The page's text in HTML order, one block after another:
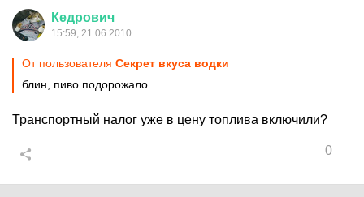
Кедрович
15:59, 21.06.2010
От пользователя Секрет вкуса водки
блин, пиво подорожало
Транспортный налог уже в цену топлива включили?
0